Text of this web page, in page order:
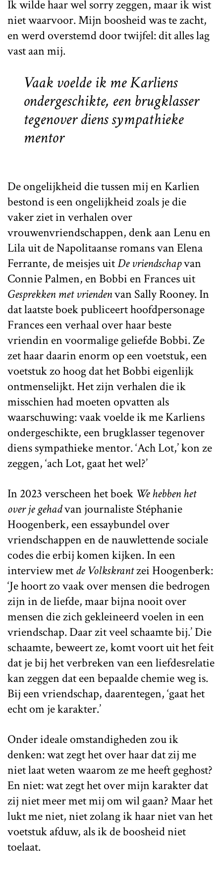
Ik wilde haar wel sorry zeggen, maar ik wist
niet waarvoor. Mijn boosheid was te zacht,
en werd overstemd door twijfel: dit alles lag
vast aan mij.
Vaak voelde ik me Karliens
ondergeschikte, een brugklasser
tegenover diens sympathieke
mentor
De ongelijkheid die tussen mij en Karlien
bestond is een ongelijkheid zoals je die
vaker ziet in verhalen over
vrouwenvriendschappen, denk aan Lenu en
Lila uit de Napolitaanseromans van Elena
Ferrante, de meisjes uitDe vriendschapvan
Connie Palmen, en Bobbi en Frances uit
Gesprekken met vriendenvan Sally Rooney. In
dat laatste boek publiceert hoofdpersonage
Frances een verhaal over haar beste
vriendin en voormalige geliefde Bobbi. Ze
zet haar daarin enorm op een voetstuk, een
voetstuk zo hoog dat het Bobbi eigenlijk
ontmenselijkt. Het zijn verhalen die ik
misschien had moeten opvatten als
waarschuwing: vaak voelde ik me Karliens
ondergeschikte, een brugklasser tegenover
diens sympathieke mentor. ‘Ach Lot,’ kon ze
zeggen, ‘ach Lot, gaat het wel?’
In 2023 verscheen het boek We hebben het
over je gehadvan journaliste Stéphanie
Hoogenberk, een essaybundel over
vriendschappen en de nauwlettende sociale
codes die erbij komen kijken. In een
interview metde Volkskrantzei Hoogenberk:
‘Je hoort zo vaak over mensen die bedrogen
zijn in de liefde, maar bijna nooit over
mensen die zich gekleineerd voelen in een
vriendschap. Daar zit veel schaamte bij.’ Die
schaamte, beweert ze, komt voort uit het feit
dat je bij het verbreken van een liefdesrelatie
kan zeggen dat een bepaalde chemie weg is.
Bij een vriendschap, daarentegen, ‘gaat het
echt om je karakter.’
Onder ideale omstandigheden zou ik
denken: wat zegt het over haar dat zij me
niet laat weten waarom ze me heeft geghost?
En niet: wat zegt het over mijn karakter dat
zij niet meer met mij om wil gaan? Maar het
lukt me niet, niet zolang ik haar niet van het
voetstuk afduw, als ik de boosheid niet
toelaat.